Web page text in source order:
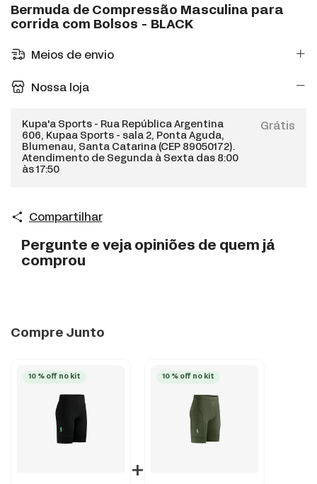
Bermuda de Compressão Masculina para
corrida com Bolsos - BLACK
Meios de envio
Nossa loja
Kupa'a Sports - Rua República Argentina
606, Kupaa Sports - sala 2, Ponta Aguda,
Blumenau, Santa Catarina (CEP 89050172).
Atendimento de Segunda à Sexta das 8:00
às 17:50
Grátis
Compartilhar
Pergunte e veja opiniões de quem já
comprou
Compre Junto
10 % off no kit
+
10 % off no kit